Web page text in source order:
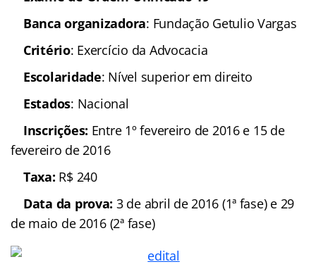
Banca organizadora: Fundação Getulio Vargas
Critério: Exercício da Advocacia
Escolaridade: Nível superior em direito
Estados: Nacional
Inscrições: Entre 1º fevereiro de 2016 e 15 de
fevereiro de 2016
Taxa: R$ 240
Data da prova: 3 de abril de 2016 (1ª fase) e 29
de maio de 2016 (2ª fase)